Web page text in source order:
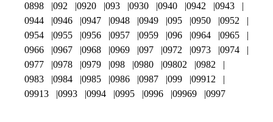
0898
092 0920 093 0930 0940 0942
0943
0944
0946 0947 0948 0949 095 0950
0952
0954
0955 0956 0957 0959 096 0964
0965
0966
0967 0968 0969 097 0972 0973
0974
0977
0978 0979 098 0980 09802
0982
0983
0984 0985 0986 0987 099
09912
09913
0993 0994 0995 0996 09969 0997